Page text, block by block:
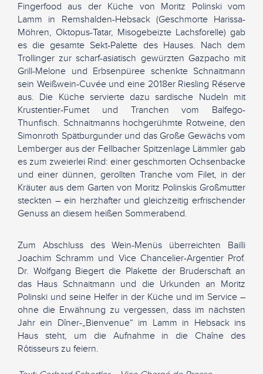
Fingerfood aus der Küche von Moritz Polinski vom
Lamm in Remshalden-Hebsack (Geschmorte Harissa-
Möhren, Oktopus-Tatar, Misogebeizte Lachsforelle) gab
es die gesamte Sekt-Palette des Hauses. Nach dem
Trollinger zur scharf-asiatisch gewürzten Gazpacho mit
Grill-Melone und Erbsenpüree schenkte Schnaitmann
sein Weißwein-Cuvée und eine 2018er Riesling Réserve
aus. Die Küche servierte dazu sardische Nudeln mit
Krustentier-Fumet und Tranchen vom Balfego-
Thunfisch. Schnaitmanns hochgerühmte Rotweine, den
Simonroth Spätburgunder und das Große Gewächs vom
Lemberger aus der Fellbacher Spitzenlage Lämmler gab
es zum zweierlei Rind: einer geschmorten Ochsenbacke
und einer dünnen, gerollten Tranche vom Filet, in der
Kräuter aus dem Garten von Moritz Polinskis Großmutter
steckten – ein herzhafter und gleichzeitig erfrischender
Genuss an diesem heißen Sommerabend.
Zum Abschluss des Wein-Menüs überreichten Bailli
Joachim Schramm und Vice Chancelier-Argentier Prof.
Dr. Wolfgang Biegert die Plakette der Bruderschaft an
das Haus Schnaitmann und die Urkunden an Moritz
Polinski und seine Helfer in der Küche und im Service –
ohne die Erwähnung zu vergessen, dass im nächsten
Jahr ein Dîner-„Bienvenue“ im Lamm in Hebsack ins
Haus steht, um die Aufnahme in die Chaîne des
Rôtisseurs zu feiern.